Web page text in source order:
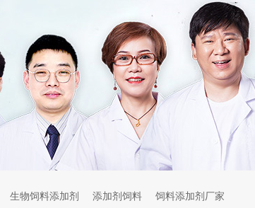
生物饲料添加剂 添加剂饲料 饲料添加剂厂家